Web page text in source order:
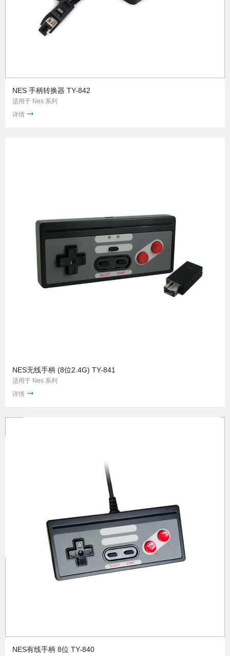
NES 手柄转换器 TY-842
适用于 Nes 系列
详情
NES无线手柄 (8位2.4G) TY-841
适用于 Nes 系列
详情
NES有线手柄 8位 TY-840